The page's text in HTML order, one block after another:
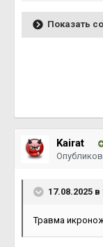
Показать
Kairat
17.08.2025 в
Травма